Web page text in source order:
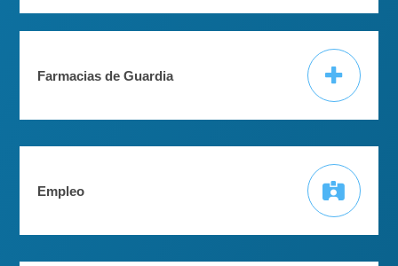
Farmacias de Guardia
Empleo